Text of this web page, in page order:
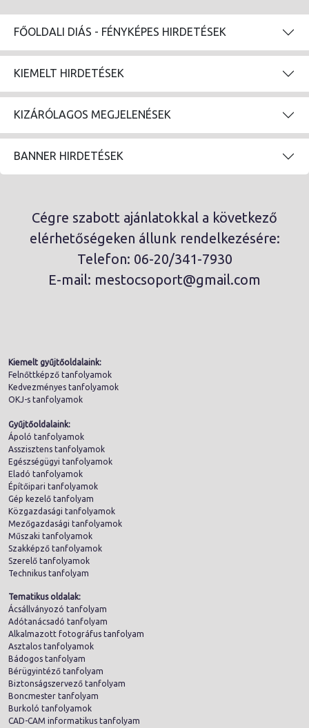
FŐOLDALI DIÁS - FÉNYKÉPES HIRDETÉSEK
KIEMELT HIRDETÉSEK
KIZÁRÓLAGOS MEGJELENÉSEK
BANNER HIRDETÉSEK
Cégre szabott ajánlatokkal a következő
elérhetőségeken állunk rendelkezésére:
Telefon: 06-20/341-7930
E-mail: mestocsoport@gmail.com
Kiemelt gyűjtőoldalaink:
Felnőttképző tanfolyamok
Kedvezményes tanfolyamok
OKJ-s tanfolyamok
Gyűjtőoldalaink:
Ápoló tanfolyamok
Asszisztens tanfolyamok
Egészségügyi tanfolyamok
Eladó tanfolyamok
Építőipari tanfolyamok
Gép kezelő tanfolyam
Közgazdasági tanfolyamok
Mezőgazdasági tanfolyamok
Műszaki tanfolyamok
Szakképző tanfolyamok
Szerelő tanfolyamok
Technikus tanfolyam
Tematikus oldalak:
Ácsállványozó tanfolyam
Adótanácsadó tanfolyam
Alkalmazott fotográfus tanfolyam
Asztalos tanfolyamok
Bádogos tanfolyam
Bérügyintéző tanfolyam
Biztonságszervező tanfolyam
Boncmester tanfolyam
Burkoló tanfolyamok
CAD-CAM informatikus tanfolyam